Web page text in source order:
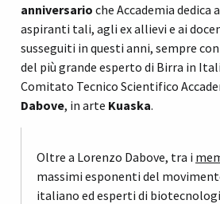
anniversario che Accademia
aspiranti tali, agli ex allievi e ai
susseguiti in questi anni, sempre
del più grande esperto di Birra in
Comitato Tecnico Scientifico
Dabove, in arte Kuaska.
Oltre a Lorenzo Dabove, tra i
massimi esponenti del
italiano ed esperti di